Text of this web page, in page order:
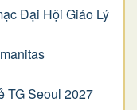
Đại Hội Giáo Lý
TG Seoul 2027